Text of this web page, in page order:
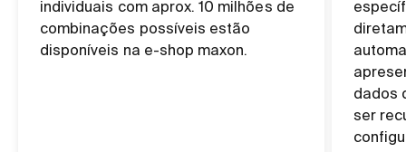
individuais com aprox. 10 milhões de
combinações possíveis estão
disponíveis na e-shop maxon.
dados
ser